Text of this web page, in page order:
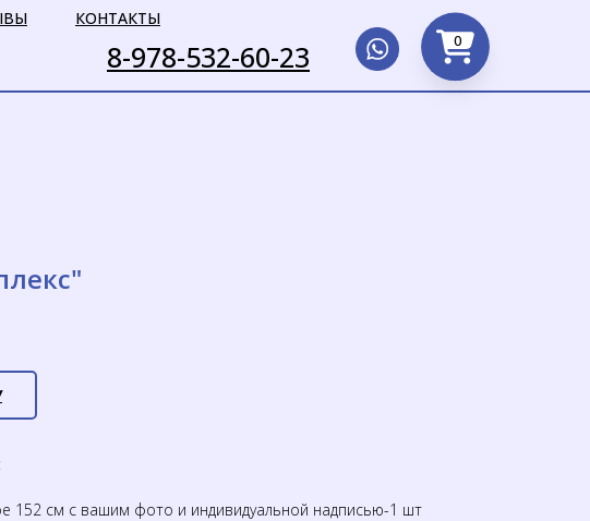
8-978-532-60-23 0
КОНТАКТЫ
152 см с вашим фото и индивидуальной надписью-1 шт